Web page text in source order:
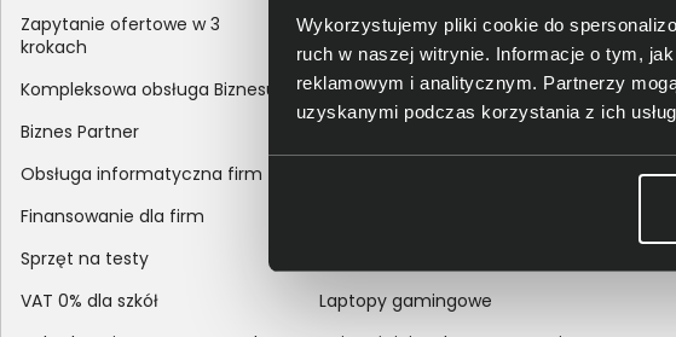
Wykorzystujemy pliki cookie do
ruch w naszej witrynie. Informacje o tym,
reklamowym i analitycznym. Partnerzy
uzyskanymi podczas korzystania z ich
Zapytanie ofertowe w 3
krokach
Kompleksowa obsługa Biznesu
Biznes Partner
Obsługa informatyczna firm
Finansowanie dla firm
Sprzęt na testy
VAT 0% dla szkół
Metody płatności
Zakup z dofinansowaniem
Odroczony termin płatności
Korekta danych nabywcy na dokumencie
Laptopy gamingowe